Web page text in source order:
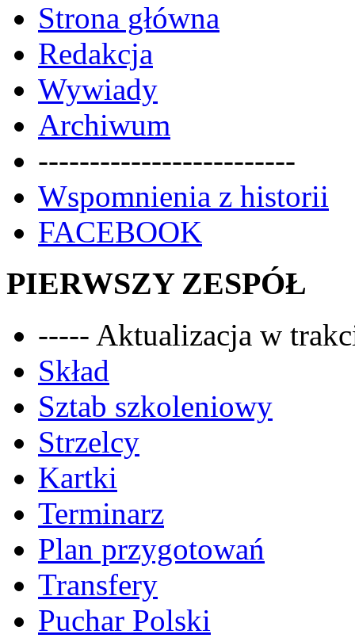
Strona główna
Redakcja
Wywiady
Archiwum
-------------------------
Wspomnienia z historii
FACEBOOK
PIERWSZY ZESPÓŁ
----- Aktualizacja w
Skład
Sztab szkoleniowy
Strzelcy
Kartki
Terminarz
Plan przygotowań
Transfery
Puchar Polski